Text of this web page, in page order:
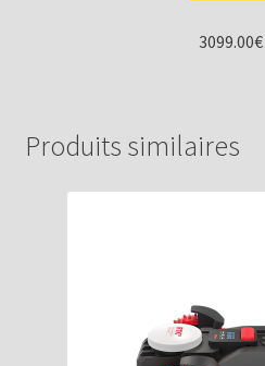
3099.00€
Produits similaires